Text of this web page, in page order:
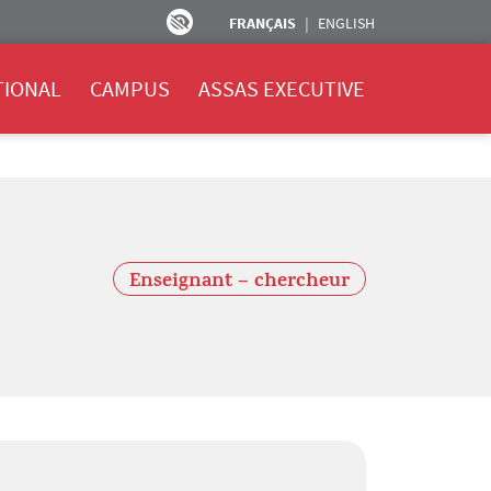
FRANÇAIS ENGLISH
CAMPUS ASSAS EXECUTIVE
Enseignant – chercheur